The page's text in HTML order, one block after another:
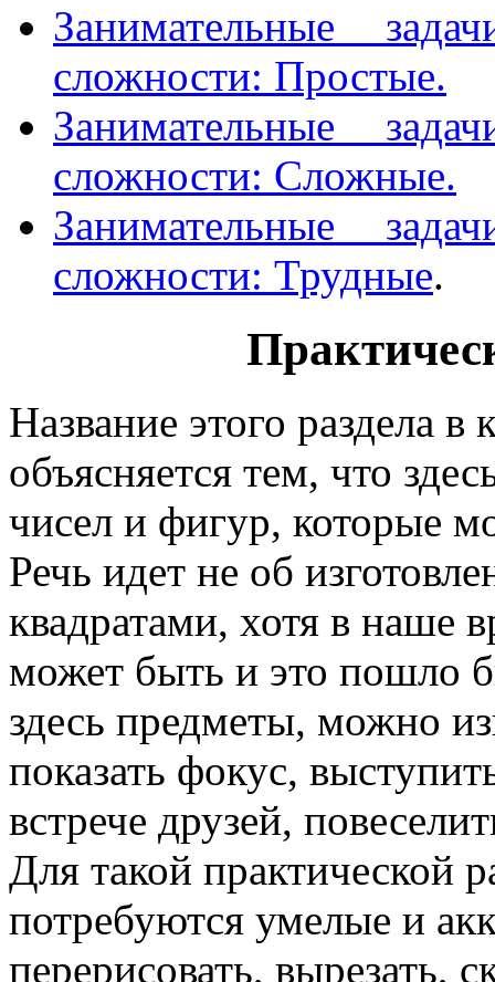
Занимательные
сложности: Простые.
Занимательные
сложности: Сложные.
Занимательные
сложности: Трудные.
Название этого раздела
объясняется тем, что
чисел и фигур, которые
Речь идет не об
квадратами, хотя в наше
может быть и это пошло
здесь предметы, можно
показать фокус,
встрече друзей,
Для такой практической
потребуются умелые и
перерисовать, вырезать,